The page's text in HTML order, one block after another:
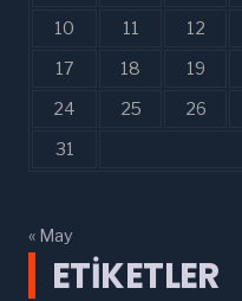
10
11 12
17
18 19
24
25 26
31
« May
ETIKETLER